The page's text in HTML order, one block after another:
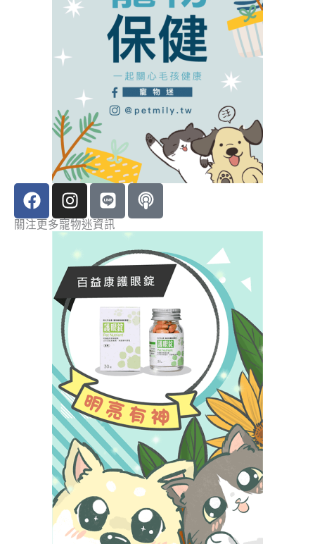
F
a
c
I
n
s
a
g
r
a
L
i
n
P
o
d
a
s
t
關注更多寵物迷資訊